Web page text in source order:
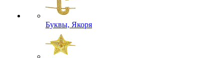
Буквы, Якоря